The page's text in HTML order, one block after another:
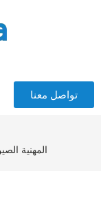
تواصل معنا
المهنية